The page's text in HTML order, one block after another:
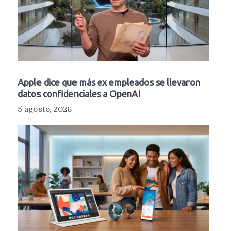
Apple dice que más ex empleados se llevaron
datos confidenciales a OpenAI
5 agosto, 2026